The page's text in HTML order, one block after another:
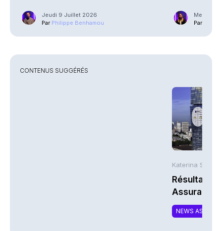
Jeudi 9 Juillet 2026
Par Philippe Benhamou
Mercredi
Par
CONTENUS SUGGÉRÉS
Katerina
Résultats
NEWS